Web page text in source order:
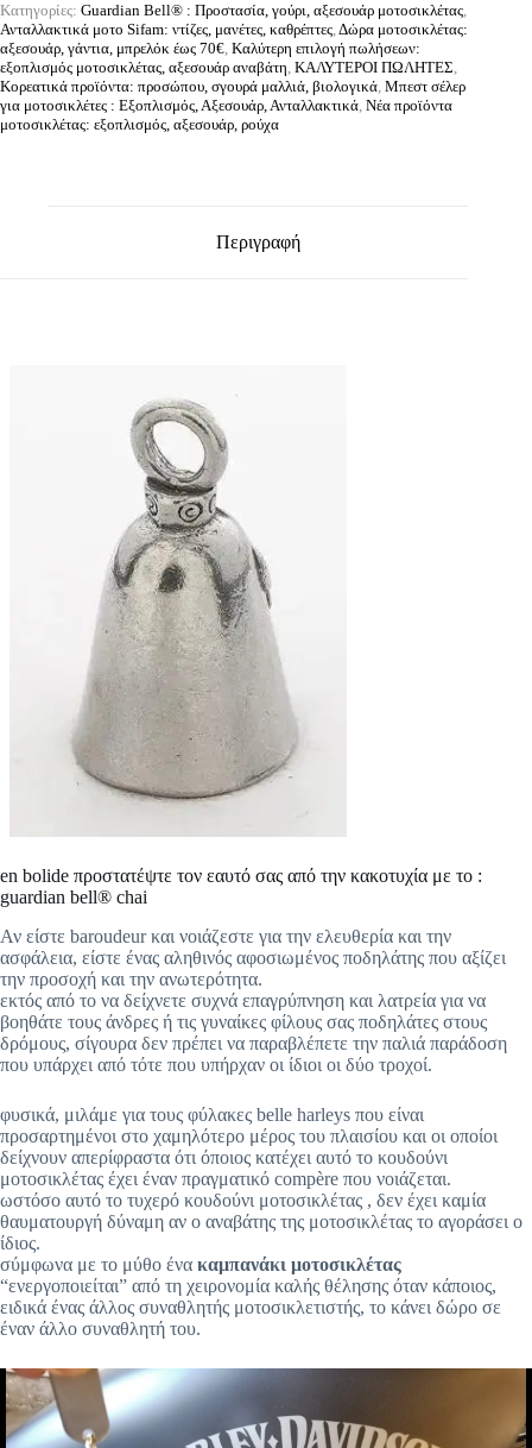
Κατηγορίες: Guardian Bell® : Προστασία, γούρι, αξεσουάρ μοτοσικλέτας,
Ανταλλακτικά μοτο Sifam: ντίζες, μανέτες, καθρέπτες,Δώρα μοτοσικλέτας:
αξεσουάρ, γάντια, μπρελόκ έως 70€, Καλύτερη επιλογή πωλήσεων:
εξοπλισμός μοτοσικλέτας, αξεσουάρ αναβάτη, ΚΑΛΥΤΕΡΟΙ ΠΩΛΗΤΕΣ,
Κορεατικά προϊόντα: προσώπου, σγουρά μαλλιά, βιολογικά, Μπεστ σέλερ
για μοτοσικλέτες : Εξοπλισμός, Αξεσουάρ, Ανταλλακτικά, Νέα προϊόντα
μοτοσικλέτας: εξοπλισμός, αξεσουάρ, ρούχα
Περιγραφή
en bolide προστατέψτε τον εαυτό σας από την κακοτυχία με το :
guardian bell® chai
Αν είστε baroudeur και νοιάζεστε για την ελευθερία και την
ασφάλεια, είστε ένας αληθινός αφοσιωμένος ποδηλάτης που αξίζει
την προσοχή και την ανωτερότητα.
εκτός από το να δείχνετε συχνά επαγρύπνηση και λατρεία για να
βοηθάτε τους άνδρες ή τις γυναίκες φίλους σας ποδηλάτες στους
δρόμους, σίγουρα δεν πρέπει να παραβλέπετε την παλιά παράδοση
που υπάρχει από τότε που υπήρχαν οι ίδιοι οι δύο τροχοί.
φυσικά, μιλάμε για τους φύλακες belle harleys που είναι
προσαρτημένοι στο χαμηλότερο μέρος του πλαισίου και οι οποίοι
δείχνουν απερίφραστα ότι όποιος κατέχει αυτό το κουδούνι
μοτοσικλέτας έχει έναν πραγματικό compère που νοιάζεται.
ωστόσο αυτό το τυχερό κουδούνι μοτοσικλέτας , δεν έχει καμία
θαυματουργή δύναμη αν ο αναβάτης της μοτοσικλέτας το αγοράσει ο
ίδιος.
σύμφωνα με το μύθο ένα καμπανάκι μοτοσικλέτας
“ενεργοποιείται” από τη χειρονομία καλής θέλησης όταν κάποιος,
ειδικά ένας άλλος συναθλητής μοτοσικλετιστής, το κάνει δώρο σε
έναν άλλο συναθλητή του.